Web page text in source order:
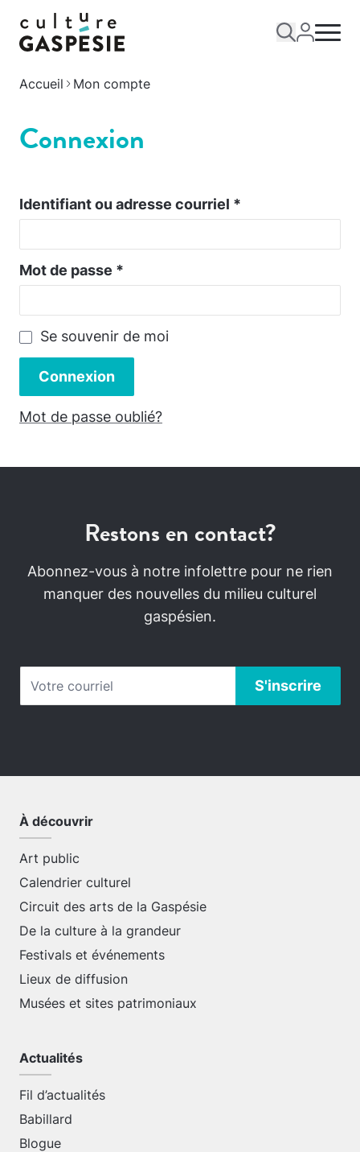
Accueil Mon compte
Connexion
Identifiant ou adresse courriel *
Mot de passe *
Se souvenir de moi
Connexion
Mot de passe oublié?
Restons en contact?
Abonnez-vous à notre infolettre pour ne rien
manquer des nouvelles du milieu culturel
gaspésien.
À découvrir
Art public
Calendrier culturel
Circuit des arts de la Gaspésie
De la culture à la grandeur
Festivals et événements
Lieux de diffusion
Musées et sites patrimoniaux
Actualités
Fil d’actualités
Babillard
Blogue